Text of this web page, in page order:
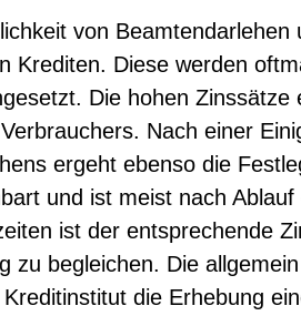
von
Krediten. Diese werden
Die hohen
Nach einer
ergeht ebenso die
und ist meist nach
ist der entsprechende
zu begleichen. Die
die Erhebung